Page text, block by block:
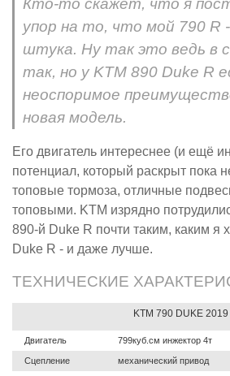
упор на то, что мой 790 R
штука. Ну так это ведь в
так, но у KTM 890 Duke R
неоспоримое
новая модель.
Его двигатель интереснее (и ещё
потенциал, который раскрыт пока
топовые тормоза, отличные
топовыми. KTM изрядно
890-й Duke R почти таким, каким я
Duke R - и даже лучше.
ТЕХНИЧЕСКИЕ
Двигатель
Сцепление
KTM 790 DUKE 2019
799куб.см инжектор 4т
механический привод